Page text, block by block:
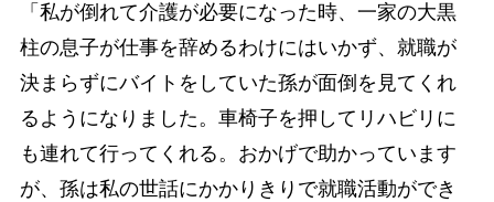
「私が倒れて介護が必要になった時、一家の大黒
柱の息子が仕事を辞めるわけにはいかず、就職が
決まらずにバイトをしていた孫が面倒を見てくれ
るようになりました。車椅子を押してリハビリに
も連れて行ってくれる。おかげで助かっています
が、孫は私の世話にかかりきりで就職活動ができ